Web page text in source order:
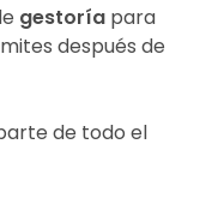
gestoría para
después de
de todo el